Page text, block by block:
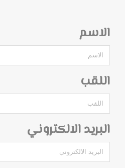
الاسم
اللقب
البريد الالكتروني